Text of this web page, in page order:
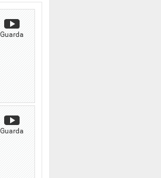
Guarda
Guarda